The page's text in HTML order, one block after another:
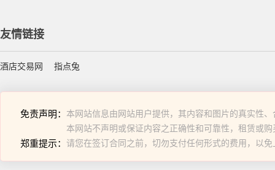
友情链接
酒店交易网 指点兔
免责声明： 本网站信息由网站用户提供，其内容和图片的真实性
本网站不声明或保证内容之正确性和可靠性，租赁或
郑重提示： 请您在签订合同之前，切勿支付任何形式的费用，以免